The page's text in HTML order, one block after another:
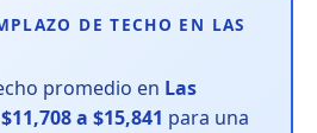
DE TECHO EN LAS
promedio en Las
$11,708 a $15,841 para una